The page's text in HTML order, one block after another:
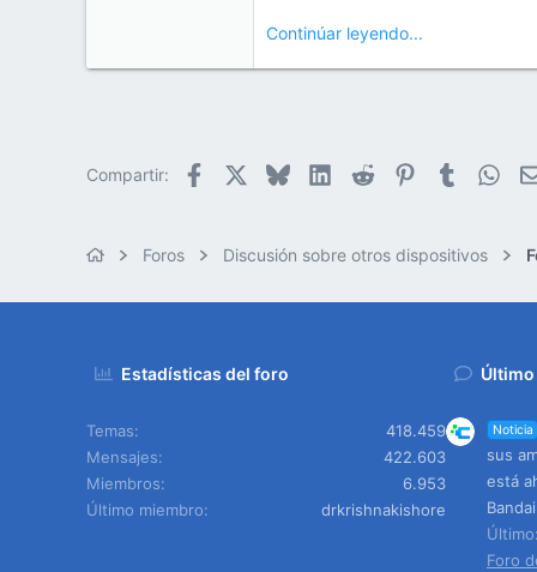
Continúar leyendo...
Compartir: Facebook BlueskyLinkedIn
Reddit PinterestTumblr
Foros Discusión sobre otros dispositivos
Estadísticas del foro
Temas
418.459
Mensajes
422.603
Miembros
6.953
Último miembro
drkrishnakishore
Noticia
sus
está
Foro